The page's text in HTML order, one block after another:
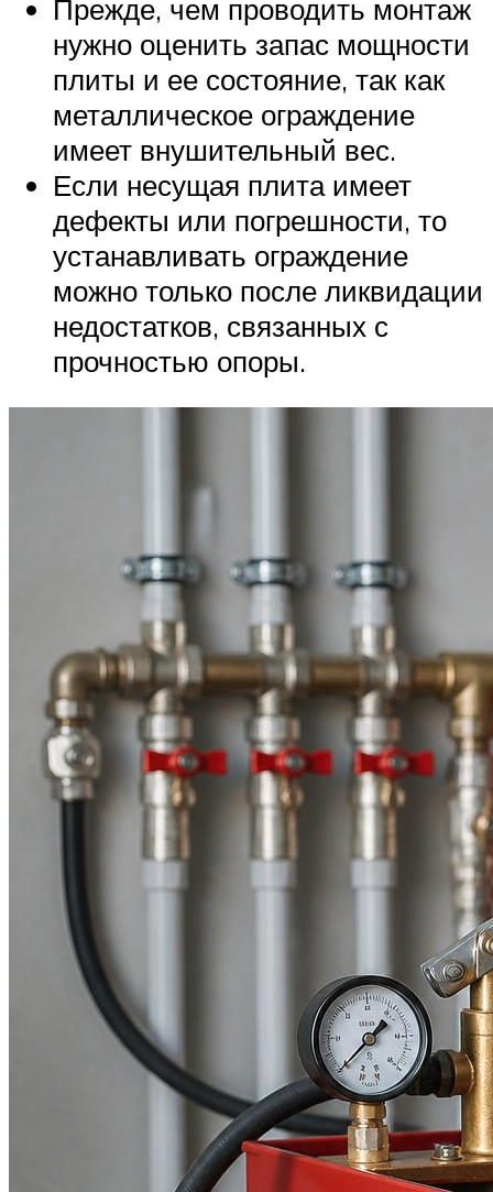
Прежде, чем проводить монтаж
нужно оценить запас мощности
плиты и ее состояние, так как
металлическое ограждение
имеет внушительный вес.
Если несущая плита имеет
дефекты или погрешности, то
устанавливать ограждение
можно только после ликвидации
недостатков, связанных с
прочностью опоры.